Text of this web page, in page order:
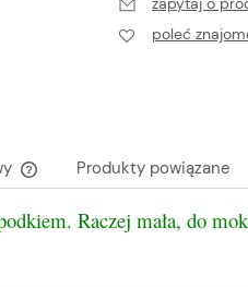
poleć
Cena nie zawiera ewentualnych
Produkty powiązane
Raczej mała, do